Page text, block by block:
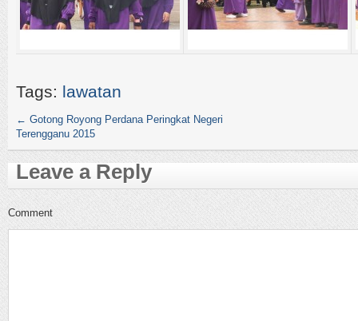
Tags: lawatan
← Gotong Royong Perdana Peringkat Negeri
Terengganu 2015
Leave a Reply
Comment